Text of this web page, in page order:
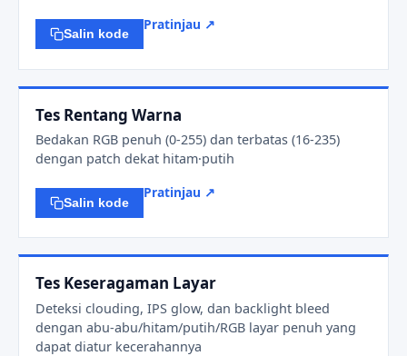
Salin kode
Pratinjau ↗
Tes Rentang Warna
Bedakan RGB penuh (0-255) dan terbatas (16-235)
dengan patch dekat hitam·putih
Salin kode
Pratinjau ↗
Tes Keseragaman Layar
Deteksi clouding, IPS glow, dan backlight bleed
dengan abu-abu/hitam/putih/RGB layar penuh yang
dapat diatur kecerahannya